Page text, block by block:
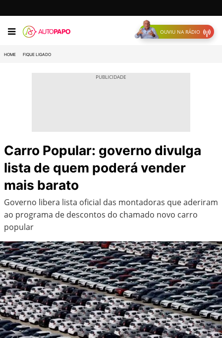
OUVIU NA RÁDIO
HOME FIQUE LIGADO
Carro Popular: governo divulga
lista de quem poderá vender
mais barato
Governo libera lista oficial das montadoras que aderiram
ao programa de descontos do chamado novo carro
popular